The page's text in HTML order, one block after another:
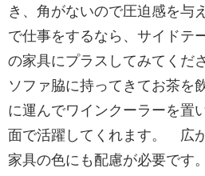
き、角がないので圧迫感を与
で仕事をするなら、サイドテ
の家具にプラスしてみてくだ
ソファ脇に持ってきてお茶を
に運んでワインクーラーを置
面で活躍してくれます。 広
家具の色にも配慮が必要です